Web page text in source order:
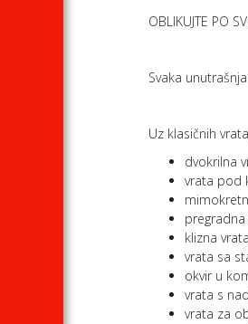
OBLIKUJTE PO
Svaka
Uz klasičnih
dvokrilna
vrata pod
klizna
vrata sa
okvir u
vrata s
vrata za